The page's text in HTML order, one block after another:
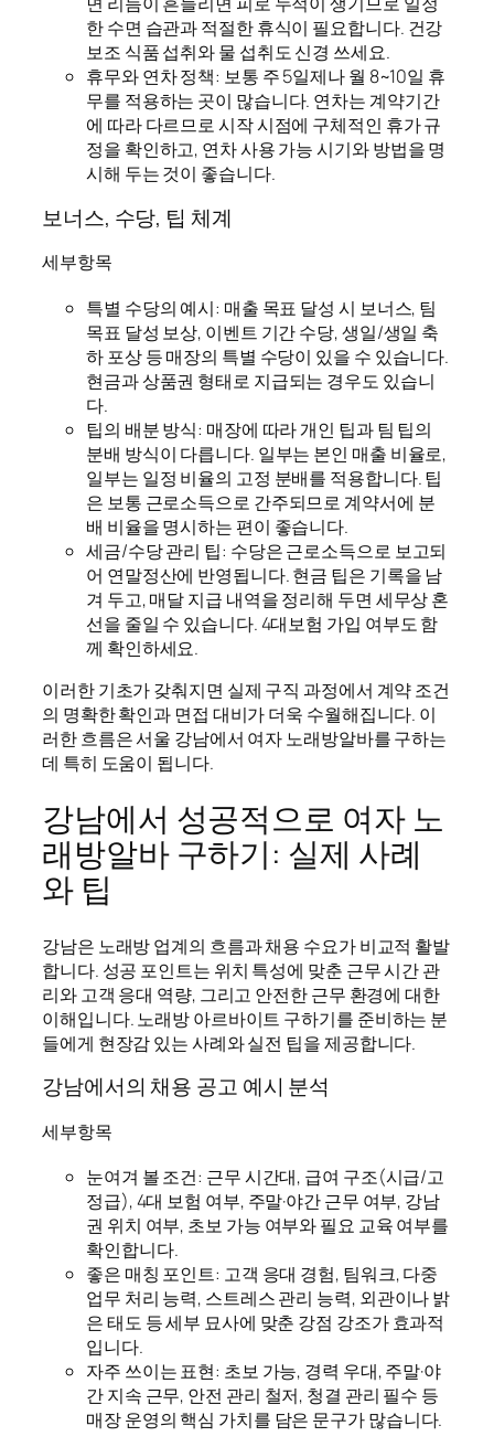
한 수면 습관과 적절한 휴식이 필요합니다. 건강
보조 식품 섭취와 물 섭취도 신경 쓰세요.
휴무와 연차 정책: 보통 주 5일제나 월 8~10일 휴
무를 적용하는 곳이 많습니다. 연차는 계약기간
에 따라 다르므로 시작 시점에 구체적인 휴가 규
정을 확인하고, 연차 사용 가능 시기와 방법을 명
시해 두는 것이 좋습니다.
보너스, 수당, 팁 체계
세부항목
특별 수당의 예시: 매출 목표 달성 시 보너스, 팀
목표 달성 보상, 이벤트 기간 수당, 생일/생일 축
하 포상 등 매장의 특별 수당이 있을 수 있습니다.
현금과 상품권 형태로 지급되는 경우도 있습니
다.
팁의 배분 방식: 매장에 따라 개인 팁과 팀 팁의
분배 방식이 다릅니다. 일부는 본인 매출 비율로,
일부는 일정 비율의 고정 분배를 적용합니다. 팁
은 보통 근로소득으로 간주되므로 계약서에 분
배 비율을 명시하는 편이 좋습니다.
세금/수당 관리 팁: 수당은 근로소득으로 보고되
어 연말정산에 반영됩니다. 현금 팁은 기록을 남
겨 두고, 매달 지급 내역을 정리해 두면 세무상 혼
선을 줄일 수 있습니다. 4대보험 가입 여부도 함
께 확인하세요.
이러한 기초가 갖춰지면 실제 구직 과정에서 계약 조건
의 명확한 확인과 면접 대비가 더욱 수월해집니다. 이
러한 흐름은 서울 강남에서 여자 노래방알바를 구하는
데 특히 도움이 됩니다.
강남에서 성공적으로 여자 노
래방알바 구하기: 실제 사례
와 팁
강남은 노래방 업계의 흐름과 채용 수요가 비교적 활발
합니다. 성공 포인트는 위치 특성에 맞춘 근무 시간 관
리와 고객 응대 역량, 그리고 안전한 근무 환경에 대한
이해입니다. 노래방 아르바이트 구하기를 준비하는 분
들에게 현장감 있는 사례와 실전 팁을 제공합니다.
강남에서의 채용 공고 예시 분석
세부항목
눈여겨 볼 조건: 근무 시간대, 급여 구조(시급/고
정급), 4대 보험 여부, 주말·야간 근무 여부, 강남
권 위치 여부, 초보 가능 여부와 필요 교육 여부를
확인합니다.
좋은 매칭 포인트: 고객 응대 경험, 팀워크, 다중
업무 처리 능력, 스트레스 관리 능력, 외관이나 밝
은 태도 등 세부 묘사에 맞춘 강점 강조가 효과적
입니다.
자주 쓰이는 표현: 초보 가능, 경력 우대, 주말·야
간 지속 근무, 안전 관리 철저, 청결 관리 필수 등
매장 운영의 핵심 가치를 담은 문구가 많습니다.